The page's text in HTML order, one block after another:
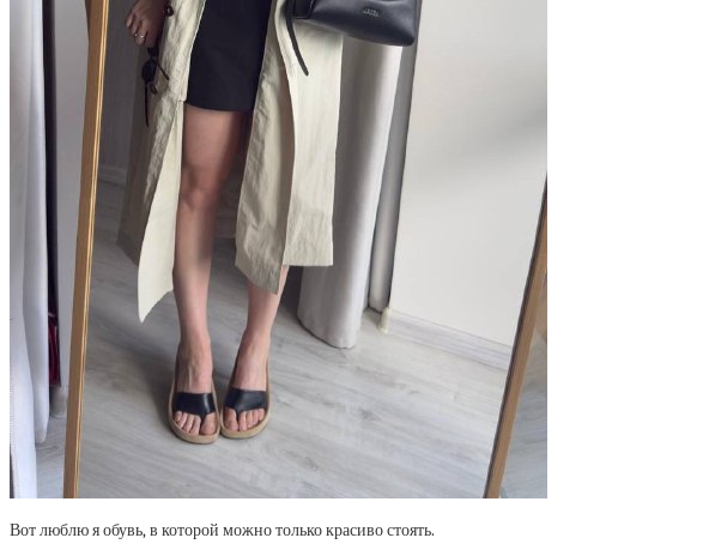
Вот люблю я обувь, в которой можно только красиво стоять.